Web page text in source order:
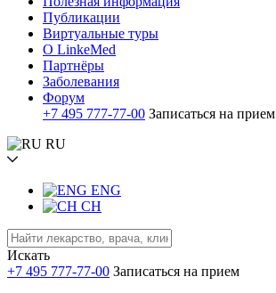
Публикации
Виртуальные туры
О LinkeMed
Партнёры
Заболевания
Форум
+7 495 777-77-00 Записаться на прием
RU
ENG
CH
Искать
+7 495 777-77-00 Записаться на прием